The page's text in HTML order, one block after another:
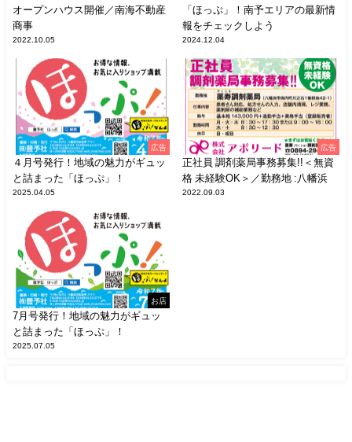
オープンハウス開催／南海不動産
商事
2022.10.05
「ほっぷ」！南予エリアの最新情
報をチェックしよう
2024.12.04
広告
４月号発行！地域の魅力がギュッ
と詰まった「ほっぷ」！
2025.04.05
広告
正社員 調剤薬局事務募集!!＜無資
格 未経験OK＞／勤務地 :八幡浜
2022.09.03
お店
7月号発行！地域の魅力がギュッ
と詰まった「ほっぷ」！
2025.07.05